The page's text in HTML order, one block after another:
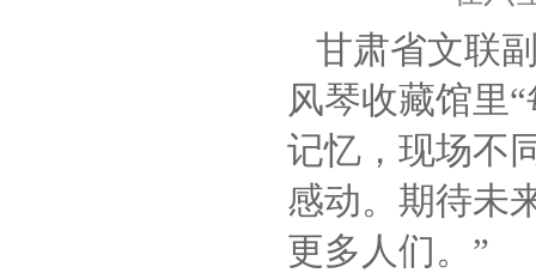
甘肃省文联
风琴收藏馆里
记忆，现场不
感动。期待未
更多人们。”